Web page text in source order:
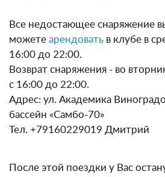
Все недостающее снаряжение
можете арендовать в клубе в
16:00 до 22:00.
Возврат снаряжения - во
с 16:00 до 22:00.
Адрес: ул. Академика
бассейн «Самбо-70»
Тел. +79160229019 Дмитрий
После этой поездки у Вас